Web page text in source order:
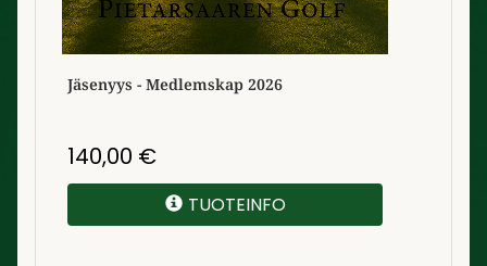
Jäsenyys - Medlemskap 2026
140,00 €
TUOTEINFO